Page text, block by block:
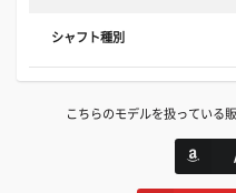
シャフト種別
こちらのモデルを扱っている